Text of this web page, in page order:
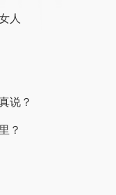
人
说？
？